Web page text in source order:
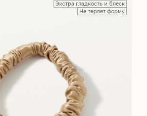
Экстра гладкость и блеск
Не теряет форму